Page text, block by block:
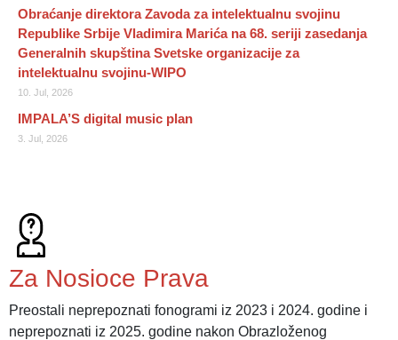
Obraćanje direktora Zavoda za intelektualnu svojinu
Republike Srbije Vladimira Marića na 68. seriji zasedanja
Generalnih skupština Svetske organizacije za
intelektualnu svojinu-WIPO
10. Jul, 2026
IMPALA’S digital music plan
3. Jul, 2026
Za Nosioce Prava
Preostali neprepoznati fonogrami iz 2023 i 2024. godine i
neprepoznati iz 2025. godine nakon Obrazloženog